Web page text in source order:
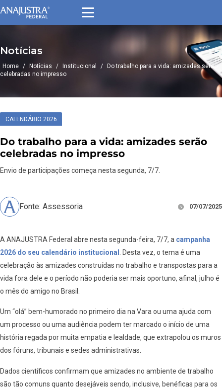
Notícias
Home / Notícias / Institucional /
Do trabalho para a vida: amizades serão
celebradas no impresso
CALENDÁRIO 2026
Do trabalho para a vida: amizades serão
celebradas no impresso
Envio de participações começa nesta segunda, 7/7.
Fonte: Assessoria 07/07/2025
A ANAJUSTRA Federal abre nesta segunda-feira, 7/7, a campanha
2026 do seu calendário institucional . Desta vez, o tema é uma
celebração às amizades construídas no trabalho e transpostas para a
vida fora dele e o período não poderia ser mais oportuno, afinal, julho é
o mês do amigo no Brasil.
Um “olá” bem-humorado no primeiro dia na Vara ou uma ajuda com
um processo ou uma audiência podem ter marcado o início de uma
história regada por muita empatia e lealdade, que extrapolou os muros
dos fóruns, tribunais e sedes administrativas.
Dados científicos confirmam que amizades no ambiente de trabalho
são tão comuns quanto desejáveis sendo, inclusive, benéficas para os